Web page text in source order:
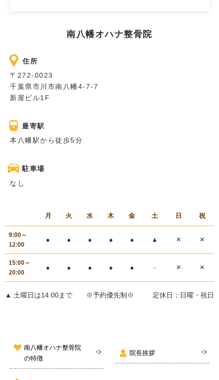
南八幡オハナ整骨院
の特徴
院長挨拶
南八幡オハナ整骨院
住所
〒272-0023
千葉県市川市南八幡4-7-7
新屋ビル1F
最寄駅
本八幡駅から徒歩5分
駐車場
なし
月 火 水 木 金 土 日 祝
9:00～
12:00
● ● ● ● ● ▲ ✕ ✕
15:00～
20:00
● ● ● ● ● - ✕ ✕
▲ 土曜日は14:00まで ※予約優先制※ 定休日：日曜・祝日